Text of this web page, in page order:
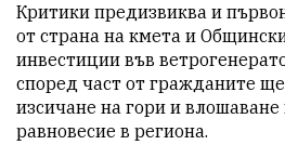
Критики предизвиква и
от страна на кмета и
инвестиции във
според част от гражданите
изсичане на гори и
равновесие в региона.